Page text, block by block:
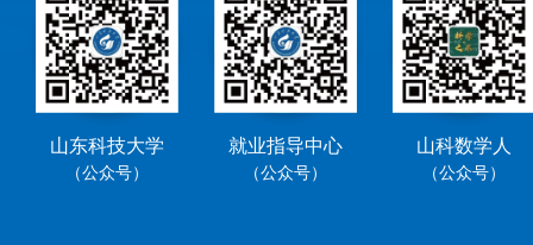
山东科技大学
（公众号）
就业指导中心
（公众号）
山科数学人
（公众号）